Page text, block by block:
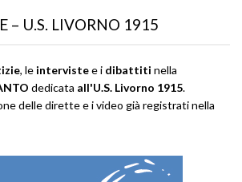
– U.S. LIVORNO 1915
, le intervistee i dibattiti nella
dedicata all'U.S. Livorno 1915.
delle dirette e i video già registrati nella